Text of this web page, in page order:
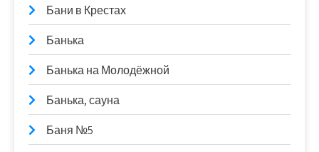
Бани в Крестах
Банька
Банька на Молодёжной
Банька, сауна
Баня №5